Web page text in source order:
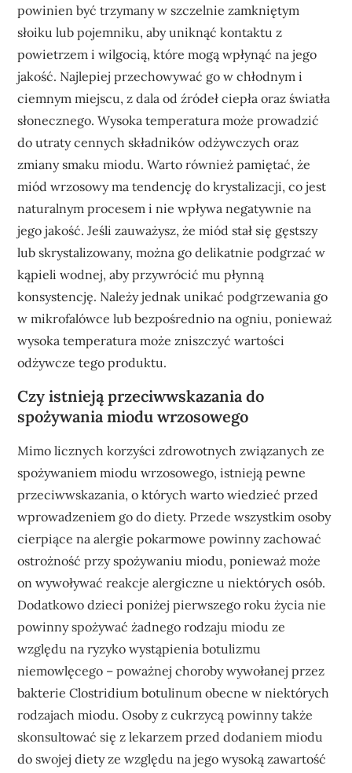
powinien być trzymany w szczelnie zamkniętym
słoiku lub pojemniku, aby uniknąć kontaktu z
powietrzem i wilgocią, które mogą wpłynąć na jego
jakość. Najlepiej przechowywać go w chłodnym i
ciemnym miejscu, z dala od źródeł ciepła oraz światła
słonecznego. Wysoka temperatura może prowadzić
do utraty cennych składników odżywczych oraz
zmiany smaku miodu. Warto również pamiętać, że
miód wrzosowy ma tendencję do krystalizacji, co jest
naturalnym procesem i nie wpływa negatywnie na
jego jakość. Jeśli zauważysz, że miód stał się gęstszy
lub skrystalizowany, można go delikatnie podgrzać w
kąpieli wodnej, aby przywrócić mu płynną
konsystencję. Należy jednak unikać podgrzewania go
w mikrofalówce lub bezpośrednio na ogniu, ponieważ
wysoka temperatura może zniszczyć wartości
odżywcze tego produktu.
Czy istnieją przeciwwskazania do
spożywania miodu wrzosowego
Mimo licznych korzyści zdrowotnych związanych ze
spożywaniem miodu wrzosowego, istnieją pewne
przeciwwskazania, o których warto wiedzieć przed
wprowadzeniem go do diety. Przede wszystkim osoby
cierpiące na alergie pokarmowe powinny zachować
ostrożność przy spożywaniu miodu, ponieważ może
on wywoływać reakcje alergiczne u niektórych osób.
Dodatkowo dzieci poniżej pierwszego roku życia nie
powinny spożywać żadnego rodzaju miodu ze
względu na ryzyko wystąpienia botulizmu
niemowlęcego – poważnej choroby wywołanej przez
bakterie Clostridium botulinum obecne w niektórych
rodzajach miodu. Osoby z cukrzycą powinny także
skonsultować się z lekarzem przed dodaniem miodu
do swojej diety ze względu na jego wysoką zawartość